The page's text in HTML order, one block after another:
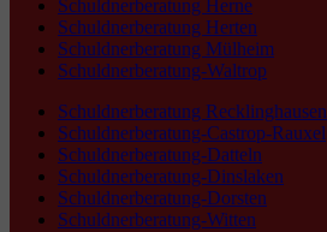
Schuldnerberatung Herne
Schuldnerberatung Herten
Schuldnerberatung Mülheim
Schuldnerberatung-Waltrop
Schuldnerberatung Recklinghausen
Schuldnerberatung-Castrop-Rauxel
Schuldnerberatung-Datteln
Schuldnerberatung-Dinslaken
Schuldnerberatung-Dorsten
Schuldnerberatung-Witten